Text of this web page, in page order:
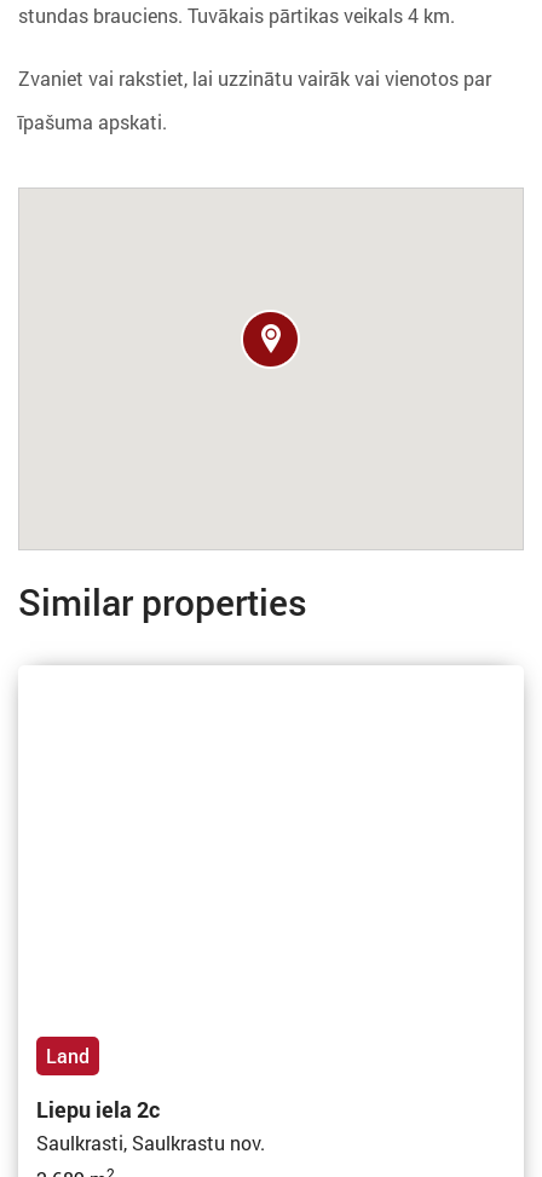
stundas brauciens. Tuvākais pārtikas veikals 4 km.
Zvaniet vai rakstiet, lai uzzinātu vairāk vai vienotos par
īpašuma apskati.
Similar properties
Land
Liepu iela 2c
Saulkrasti, Saulkrastu nov.